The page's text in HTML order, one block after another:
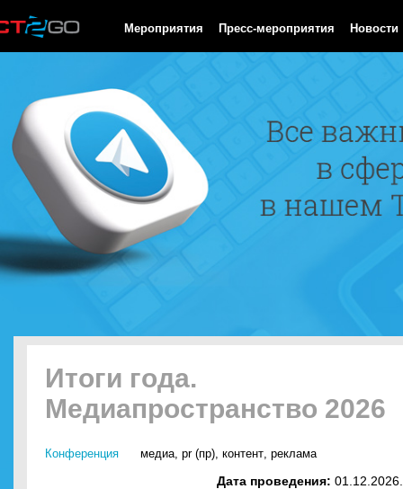
Мероприятия Пресс-мероприятия Новости
Итоги года.
Медиапространство 2026
Конференция медиа, pr (пр), контент, реклама
Дата проведения: